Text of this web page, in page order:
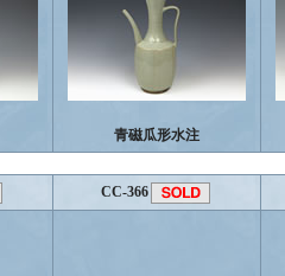
青磁瓜形水注
CC-366